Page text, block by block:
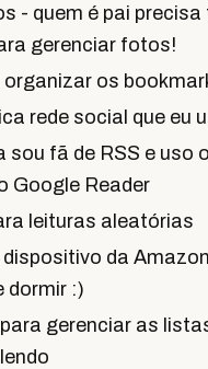
- quem é pai precisa
gerenciar fotos!
organizar os
rede social que eu
sou fã de RSS e uso
Google Reader
leituras aleatórias
dispositivo da
dormir :)
gerenciar as